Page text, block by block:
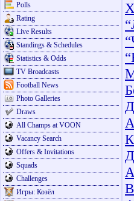
Polls
Rating
Live Results
Standings & Schedules
Statistics & Odds
TV Broadcasts
Football News
Photo Galleries
Draws
All Champs at VOON
Vacancy Search
Offers & Invitations
Squads
Challenges
Игры: Козёл